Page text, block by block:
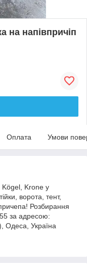
на напівпричіп
Оплата Умови
Kögel, Krone у
ворота, тент,
Розбирання
за адресою:
Одеса, Україна